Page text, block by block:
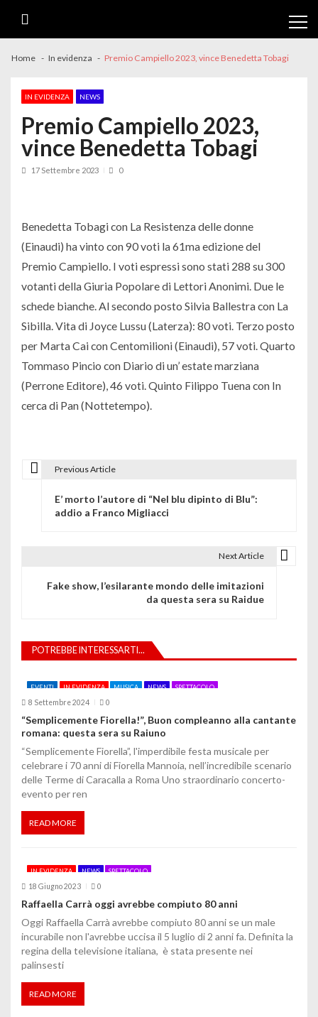
Home In evidenza Premio Campiello 2023, vince Benedetta Tobagi
IN EVIDENZA NEWS
Premio Campiello 2023,
vince Benedetta Tobagi
17 Settembre 2023 0
Benedetta Tobagi con La Resistenza delle donne
(Einaudi) ha vinto con 90 voti la 61ma edizione del
Premio Campiello. I voti espressi sono stati 288 su 300
votanti della Giuria Popolare di Lettori Anonimi. Due le
schede bianche. Al secondo posto Silvia Ballestra con La
Sibilla. Vita di Joyce Lussu (Laterza): 80 voti. Terzo posto
per Marta Cai con Centomilioni (Einaudi), 57 voti. Quarto
Tommaso Pincio con Diario di un’ estate marziana
(Perrone Editore), 46 voti. Quinto Filippo Tuena con In
cerca di Pan (Nottetempo).
i
o
n
e
a
r
t
i
c
o
l
i
Previous Article
E’ morto l’autore di “Nel blu dipinto di Blu”:
addio a Franco Migliacci
Next Article
Fake show, l’esilarante mondo delle imitazioni
da questa sera su Raidue
POTREBBE INTERESSARTI...
EVENTI IN EVIDENZA MUSICA NEWS SPETTACOLO
8 Settembre 2024 0
“Semplicemente Fiorella!”, Buon compleanno alla cantante
romana: questa sera su Raiuno
“Semplicemente Fiorella”, l'imperdibile festa musicale per
celebrare i 70 anni di Fiorella Mannoia, nell’incredibile scenario
delle Terme di Caracalla a Roma Uno straordinario concerto-
evento per ren
READ MORE
IN EVIDENZA NEWS SPETTACOLO
18 Giugno 2023 0
Raffaella Carrà oggi avrebbe compiuto 80 anni
Oggi Raffaella Carrà avrebbe compiuto 80 anni se un male
incurabile non l'avrebbe uccisa il 5 luglio di 2 anni fa. Definita la
regina della televisione italiana, è stata presente nei
palinsesti
READ MORE